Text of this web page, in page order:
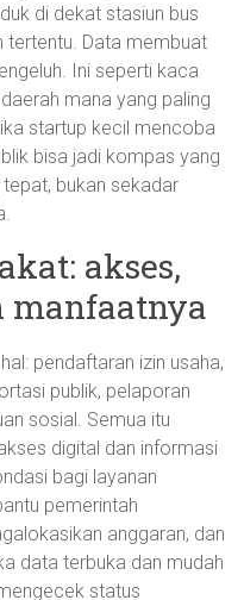
di dekat stasiun bus
tertentu. Data membuat
Ini seperti kaca
mana yang paling
startup kecil mencoba
bisa jadi kompas yang
bukan sekadar
akses,
manfaatnya
pendaftaran izin usaha,
publik, pelaporan
sosial. Semua itu
digital dan informasi
bagi layanan
pemerintah
anggaran, dan
data terbuka dan mudah
status